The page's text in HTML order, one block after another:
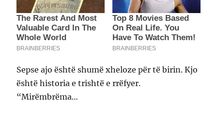
Sepse ajo është shumë xheloze për të birin. Kjo
është historia e trishtë e rrëfyer.
“Mirëmbrëma…